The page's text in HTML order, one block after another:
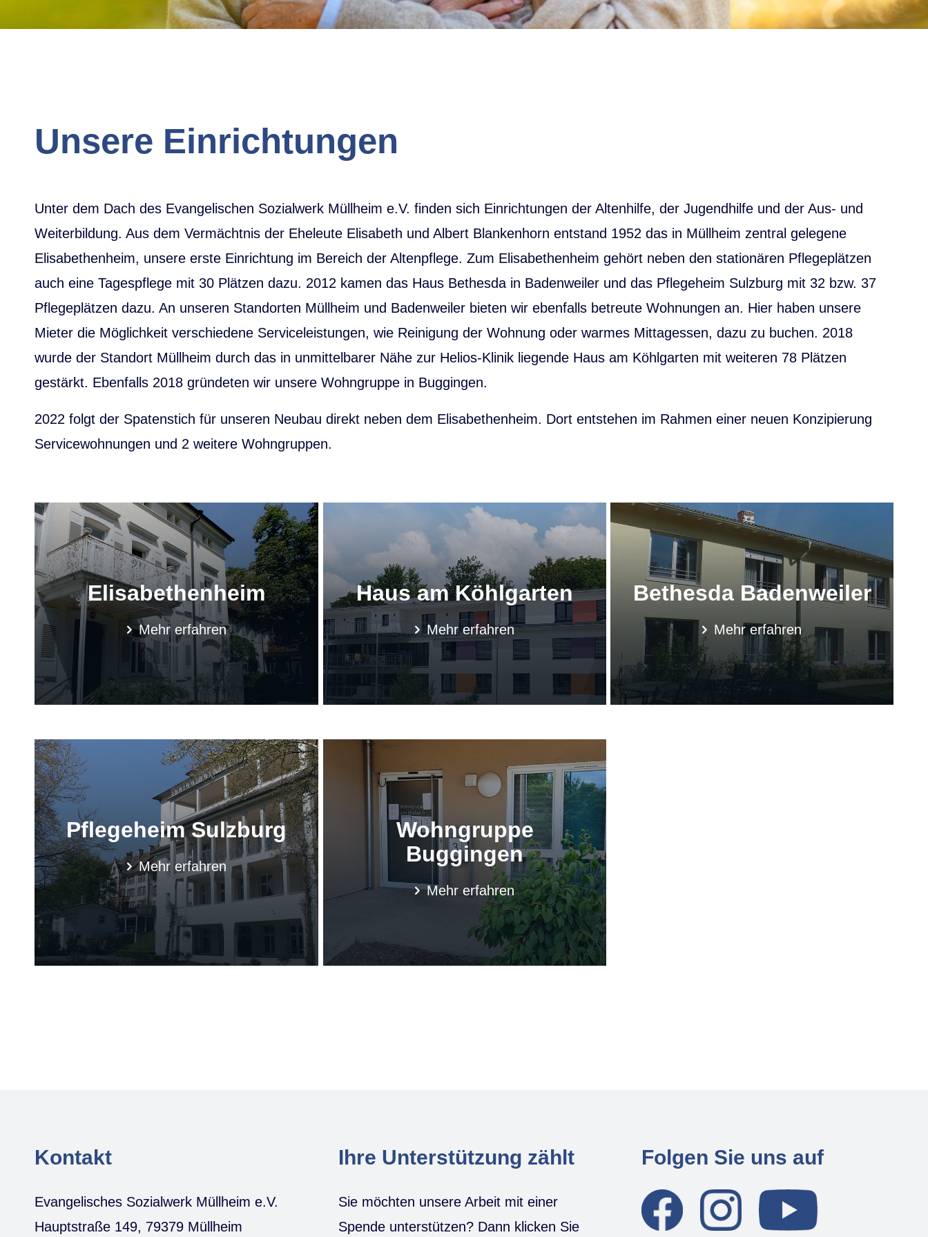
Unsere Einricht­ungen
Unter dem Dach des Evangelischen Sozialwerk Müllheim e.V. finden sich Einrichtungen der Altenhilfe, der Jugendhilfe und der Aus- und
Weiterbildung. Aus dem Vermächtnis der Eheleute Elisabeth und Albert Blankenhorn entstand 1952 das in Müllheim zentral gelegene
Elisabethenheim, unsere erste Einrichtung im Bereich der Altenpflege. Zum Elisabethenheim gehört neben den stationären Pflegeplätzen
auch eine Tagespflege mit 30 Plätzen dazu. 2012 kamen das Haus Bethesda in Badenweiler und das Pflegeheim Sulzburg mit 32 bzw. 37
Pflegeplätzen dazu. An unseren Standorten Müllheim und Badenweiler bieten wir ebenfalls betreute Wohnungen an. Hier haben unsere
Mieter die Möglichkeit verschiedene Serviceleistungen, wie Reinigung der Wohnung oder warmes Mittagessen, dazu zu buchen. 2018
wurde der Standort Müllheim durch das in unmittelbarer Nähe zur Helios-Klinik liegende Haus am Köhlgarten mit weiteren 78 Plätzen
gestärkt. Ebenfalls 2018 gründeten wir unsere Wohngruppe in Buggingen.
2022 folgt der Spatenstich für unseren Neubau direkt neben dem Elisabethenheim. Dort entstehen im Rahmen einer neuen Konzipierung
Servicewohnungen und 2 weitere Wohngruppen.
Elisabethen­heim
Mehr erfahren
Haus am Köhlgarten
Mehr erfahren
Bethesda Badenweiler
Mehr erfahren
Pflegeheim Sulzburg
Mehr erfahren
Wohngruppe
Buggingen
Mehr erfahren
Kontakt
Evangelisches Sozialwerk Müllheim e.V.
Hauptstraße 149, 79379 Müllheim
Ihre Unterstützung zählt
Sie möchten unsere Arbeit mit einer
Spende unterstützen? Dann klicken Sie
Folgen Sie uns auf